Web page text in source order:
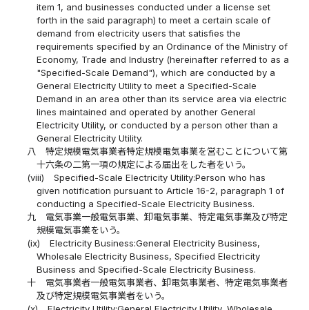
item 1, and businesses conducted under a license set
forth in the said paragraph) to meet a certain scale of
demand from electricity users that satisfies the
requirements specified by an Ordinance of the Ministry of
Economy, Trade and Industry (hereinafter referred to as a
"Specified-Scale Demand"), which are conducted by a
General Electricity Utility to meet a Specified-Scale
Demand in an area other than its service area via electric
lines maintained and operated by another General
Electricity Utility, or conducted by a person other than a
General Electricity Utility.
八
特定規模電気事業者特定規模電気事業を営むことについて第
十六条の二第一項の規定による届出をした者をいう。
(viii)
Specified-Scale Electricity Utility:Person who has
given notification pursuant to Article 16-2, paragraph 1 of
conducting a Specified-Scale Electricity Business.
九
電気事業一般電気事業、卸電気事業、特定電気事業及び特定
規模電気事業をいう。
(ix)
Electricity Business:General Electricity Business,
Wholesale Electricity Business, Specified Electricity
Business and Specified-Scale Electricity Business.
十
電気事業者一般電気事業者、卸電気事業者、特定電気事業者
及び特定規模電気事業者をいう。